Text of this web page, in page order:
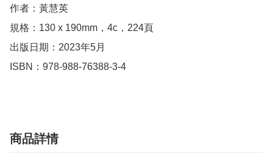
作者：黃慧英
規格：130 x 190mm，4c，224頁
出版日期：2023年5月
ISBN：978-988-76388-3-4
商品詳情